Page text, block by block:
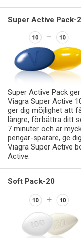
Super Active Pack-
Super Active Pack
Viagra Super Active
ger dig möjlighet att
längre, förbättra ditt
7 minuter och är
pengar-sparare, ge
Viagra Super Active
Active.
Soft Pack-20